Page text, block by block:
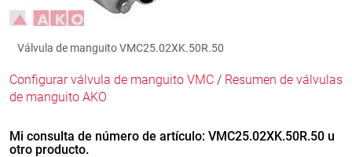
Válvula de manguito VMC25.02XK.50R.50
Configurar válvula de manguito VMC / Resumen de válvulas
de manguito AKO
Mi consulta de número de artículo: VMC25.02XK.50R.50 u
otro producto.